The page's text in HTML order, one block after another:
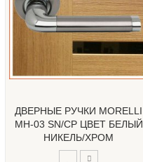
ДВЕРНЫЕ РУЧКИ MORELLI
MH-03 SN/CP ЦВЕТ БЕЛЫЙ
НИКЕЛЬ/ХРОМ